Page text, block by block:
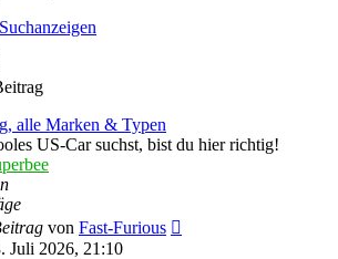
alle Marken & Typen
US-Car suchst, bist du hier richtig!
von Fast-Furious
Juli 2026, 21:10